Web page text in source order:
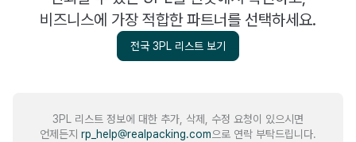
비즈니스에 가장 적합한 파트너를 선택하세요.
전국 3PL 리스트 보기
3PL 리스트 정보에 대한 추가, 삭제, 수정 요청이 있으시면
언제든지 rp_help@realpacking.com으로 연락 부탁드립니다.